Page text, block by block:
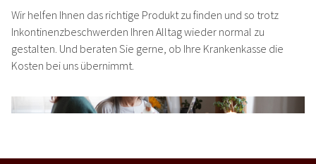
SHOP
KONTAKT
Wir helfen Ihnen das richtige Produkt zu finden und so trotz
Inkontinenzbeschwerden Ihren Alltag wieder normal zu
gestalten. Und beraten Sie gerne, ob Ihre Krankenkasse die
Kosten bei uns übernimmt.